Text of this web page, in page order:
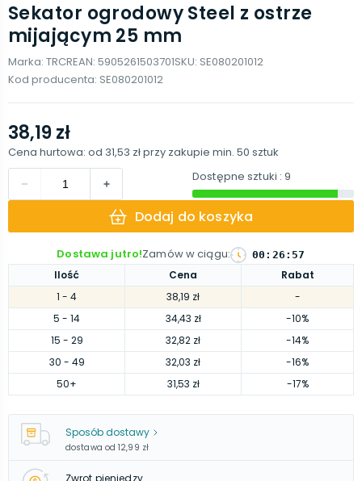
Sekator ogrodowy Steel z ostrze
mijającym 25 mm
Marka: TRCREAN: 5905261503701SKU: SE080201012
Kod producenta: SE080201012
Ilość Cena
Rabat
1 - 4 38,19 zł
-
5 - 14 34,43 zł
-10%
15 - 29 32,82 zł
-14%
30 - 49 32,03 zł
-16%
50+ 31,53 zł -17%
38,19 zł
Cena hurtowa: od 31,53 złprzy zakupie min. 50 sztuk
Dostępne sztuki : 9
Dodaj do koszyka
Dostawa jutro!Zamów w ciągu: 00 : 26 : 56
Sposób dostawy
dostawa od 12,99 zł
Zwrot pieniędzy